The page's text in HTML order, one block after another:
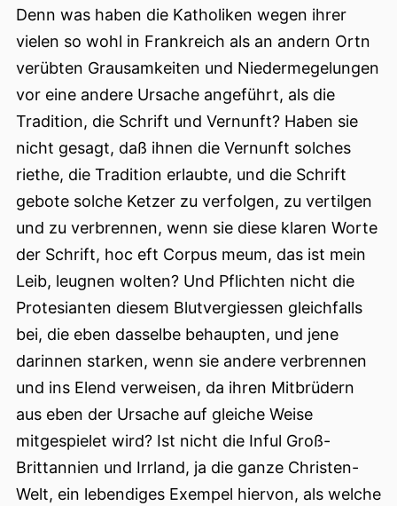
Denn was haben die Katholiken wegen ihrer
vielen so wohl in Frankreich als an andern Ortn
verübten Grausamkeiten und Niedermegelungen
vor eine andere Ursache angeführt, als die
Tradition, die Schrift und Vernunft? Haben sie
nicht gesagt, daß ihnen die Vernunft solches
riethe, die Tradition erlaubte, und die Schrift
gebote solche Ketzer zu verfolgen, zu vertilgen
und zu verbrennen, wenn sie diese klaren Worte
der Schrift, hoc eft Corpus meum, das ist mein
Leib, leugnen wolten? Und Pflichten nicht die
Protesianten diesem Blutvergiessen gleichfalls
bei, die eben dasselbe behaupten, und jene
darinnen starken, wenn sie andere verbrennen
und ins Elend verweisen, da ihren Mitbrüdern
aus eben der Ursache auf gleiche Weise
mitgespielet wird? Ist nicht die Inful Groß-
Brittannien und Irrland, ja die ganze Christen-
Welt, ein lebendiges Exempel hiervon, als welche